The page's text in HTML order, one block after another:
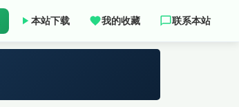
本站下载 我的收藏 联系本站